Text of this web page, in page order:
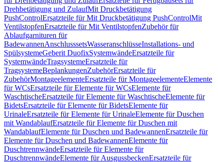
Drehbetätigung und ZulaufMit Druckbetätigung
PushControlErsatzteile für Mit Druckbetätigung PushControlMit
VentilstopfenErsatzteile für Mit VentilstopfenZubehör für
Ablaufgarnituren für
BadewannenAnschlusssetsWasseranschlüsseInstallations- und
SpülsystemeGeberit DuofixSystemwändeErsatzteile für
SystemwändeTragsystemeErsatzteile für
TragsystemeBeplankungenZubehörErsatzteile für
ZubehörMontageelementeErsatzteile für MontageelementeElemente
für WCsErsatzteile für Elemente für WCsElemente für
WaschtischeErsatzteile für Elemente für WaschtischeElemente für
BidetsErsatzteile für Elemente für BidetsElemente für
UrinaleErsatzteile für Elemente für UrinaleElemente für Duschen
mit WandablaufErsatzteile für Elemente für Duschen mit
WandablaufElemente für Duschen und BadewannenErsatzteile für
Elemente für Duschen und BadewannenElemente für
DuschtrennwändeErsatzteile für Elemente für
DuschtrennwändeElemente für AusgussbeckenErsatzteile für